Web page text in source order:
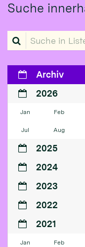
Suche
Suche in Liste
Archiv
2026
Jan Feb
Jul Aug
2025
2024
2023
2022
2021
Jan Feb